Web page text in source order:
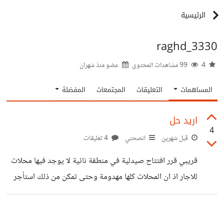
الرئيسية
3330_raghd
عضو منذشهران
المساهمات التعليقات المجتمعات المفضلة
4
اريد حل
قبل شهرين انصحني
قريبي قرر افتتاح صيدلية في منطقة نائية لا يوجد فيها محلات
للاجار اذ ان المحلات كلها مهدومة وحتى تمكن من ذلك استأجر
محل غير مجهز ابدا ووضع فيه كل ماله لتجهيزه وقد طلب